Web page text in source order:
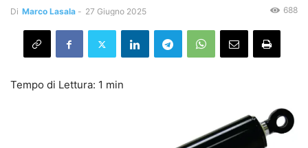
Di Marco Lasala - 27 Giugno 2025 688